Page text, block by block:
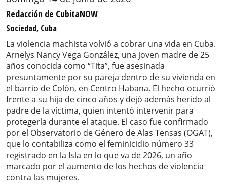
Redacción de CubitaNOW
Sociedad, Cuba
La violencia machista volvió a cobrar una vida en Cuba.
Arnelys Nancy Vega González, una joven madre de 25
años conocida como “Tita”, fue asesinada
presuntamente por su pareja dentro de su vivienda en
el barrio de Colón, en Centro Habana. El hecho ocurrió
frente a su hija de cinco años y dejó además herido al
padre de la víctima, quien intentó intervenir para
protegerla durante el ataque. El caso fue confirmado
por el Observatorio de Género de Alas Tensas (OGAT),
que lo contabiliza como el feminicidio número 33
registrado en la Isla en lo que va de 2026, un año
marcado por el aumento de los hechos de violencia
contra las mujeres.